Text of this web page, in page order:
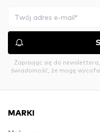
Zapisując się do
świadomość, że mogę
MARKI